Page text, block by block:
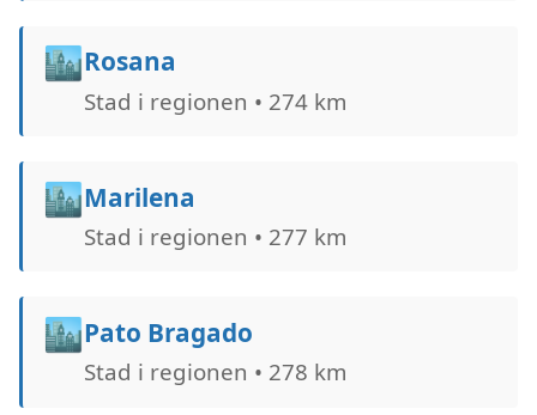
🏙️Rosana
Stad i regionen • 274 km
🏙️Marilena
Stad i regionen • 277 km
🏙️Pato Bragado
Stad i regionen • 278 km